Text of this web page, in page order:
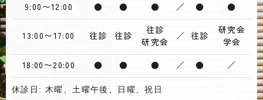
9:00〜12:00
● ● ● ／ ● ●
13:00〜17:00 往診 往診
往診
研究会
／ 往診
研究会
学会
18:00〜20:00
● ● ● ／ ● ／
休診日: 木曜、土曜午後、日曜、祝日